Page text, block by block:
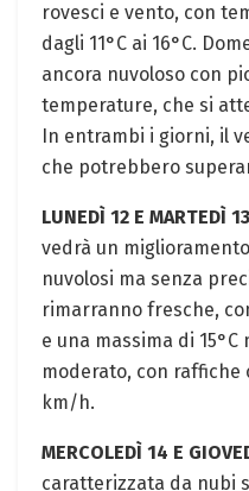
rovesci e vento, con
dagli 11°C ai 16°C.
ancora nuvoloso con
temperature, che si
In entrambi i giorni, il
che potrebbero
LUNEDÌ 12 E MARTEDÌ 13
vedrà un
nuvolosi ma senza
rimarranno fresche,
e una massima di
moderato, con raffiche
km/h.
MERCOLEDÌ 14 E
caratterizzata da nubi